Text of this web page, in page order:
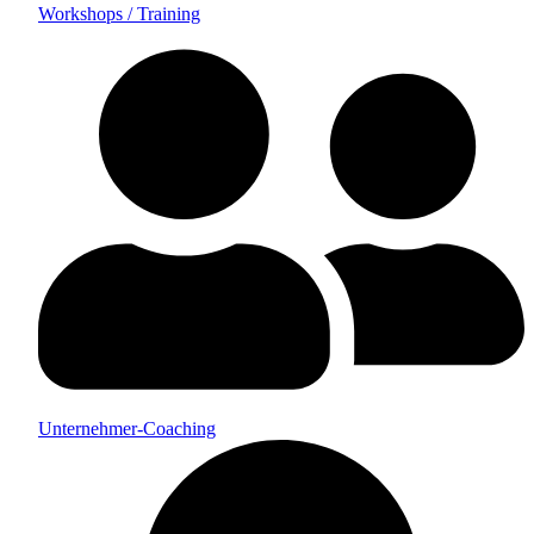
Workshops / Training
Unternehmer-Coaching